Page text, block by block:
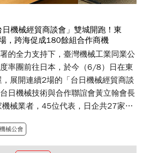
機械經貿商談會」雙城開跑！東
，跨海促成180餘組合作商機
的全力支持下，臺灣機械工業同業公
率團前往日本，於今（6/8）日在東
展開連續2場的「台日機械經貿商談
日機械技術與合作聯誼會黃立翰會長
械業者，45位代表，日企共27家、
上帶來具體的合作成果。
機械公會